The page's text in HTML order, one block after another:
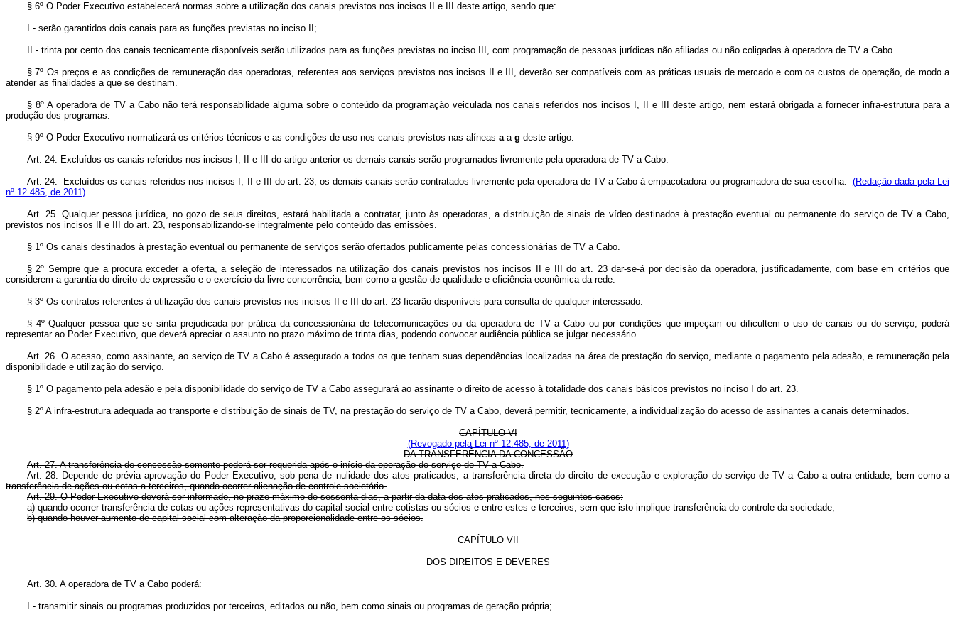
§ 6º O Poder Executivo estabelecerá normas sobre a utilização dos canais previstos nos incisos II e III deste artigo, sendo que:
I - serão garantidos dois canais para as funções previstas no inciso II;
II - trinta por cento dos canais tecnicamente disponíveis serão utilizados para as funções previstas no inciso III, com programação de pessoas jurídicas não afiliadas ou não coligadas à operadora de TV a Cabo.
§ 7º Os preços e as condições de remuneração das operadoras, referentes aos serviços previstos nos incisos II e III, deverão ser compatíveis com as práticas usuais de mercado e com os custos de operação, de modo a
atender as finalidades a que se destinam.
§ 8º A operadora de TV a Cabo não terá responsabilidade alguma sobre o conteúdo da programação veiculada nos canais referidos nos incisos I, II e III deste artigo, nem estará obrigada a fornecer infra-estrutura para a
produção dos programas.
§ 9º O Poder Executivo normatizará os critérios técnicos e as condições de uso nos canais previstos nas alíneas aa g deste artigo.
Art. 24. Excluídos os canais referidos nos incisos I, II e III do artigo anterior os demais canais serão programados livremente pela operadora de TV a Cabo.
Art. 24. Excluídos os canais referidos nos incisos I, II e III do art. 23, os demais canais serão contratados livremente pela operadora de TV a Cabo à empacotadora ou programadora de sua escolha. (Redação dada pela Lei
nº 12.485, de 2011)
Art. 25. Qualquer pessoa jurídica, no gozo de seus direitos, estará habilitada a contratar, junto às operadoras, a distribuição de sinais de vídeo destinados à prestação eventual ou permanente do serviço de TV a Cabo,
previstos nos incisos II e III do art. 23, responsabilizando-se integralmente pelo conteúdo das emissões.
§ 1º Os canais destinados à prestação eventual ou permanente de serviços serão ofertados publicamente pelas concessionárias de TV a Cabo.
§ 2º Sempre que a procura exceder a oferta, a seleção de interessados na utilização dos canais previstos nos incisos II e III do art. 23 dar-se-á por decisão da operadora, justificadamente, com base em critérios que
considerem a garantia do direito de expressão e o exercício da livre concorrência, bem como a gestão de qualidade e eficiência econômica da rede.
§ 3º Os contratos referentes à utilização dos canais previstos nos incisos II e III do art. 23 ficarão disponíveis para consulta de qualquer interessado.
§ 4º Qualquer pessoa que se sinta prejudicada por prática da concessionária de telecomunicações ou da operadora de TV a Cabo ou por condições que impeçam ou dificultem o uso de canais ou do serviço, poderá
representar ao Poder Executivo, que deverá apreciar o assunto no prazo máximo de trinta dias, podendo convocar audiência pública se julgar necessário.
Art. 26. O acesso, como assinante, ao serviço de TV a Cabo é assegurado a todos os que tenham suas dependências localizadas na área de prestação do serviço, mediante o pagamento pela adesão, e remuneração pela
disponibilidade e utilização do serviço.
§ 1º O pagamento pela adesão e pela disponibilidade do serviço de TV a Cabo assegurará ao assinante o direito de acesso à totalidade dos canais básicos previstos no inciso I do art. 23.
§ 2º A infra-estrutura adequada ao transporte e distribuição de sinais de TV, na prestação do serviço de TV a Cabo, deverá permitir, tecnicamente, a individualização do acesso de assinantes a canais determinados.
CAPÍTULO VI
(Revogado pela Lei nº 12.485, de 2011)
DA TRANSFERÊNCIA DA CONCESSÃO
Art. 27. A transferência de concessão somente poderá ser requerida após o início da operação do serviço de TV a Cabo.
Art. 28. Depende de prévia aprovação do Poder Executivo, sob pena de nulidade dos atos praticados, a transferência direta do direito de execução e exploração do serviço de TV a Cabo a outra entidade, bem como a
transferência de ações ou cotas a terceiros, quando ocorrer alienação de controle societário.
Art. 29. O Poder Executivo deverá ser informado, no prazo máximo de sessenta dias, a partir da data dos atos praticados, nos seguintes casos:
a) quando ocorrer transferência de cotas ou ações representativas do capital social entre cotistas ou sócios e entre estes e terceiros, sem que isto implique transferência do controle da sociedade;
b) quando houver aumento de capital social com alteração da proporcionalidade entre os sócios.
CAPÍTULO VII
DOS DIREITOS E DEVERES
Art. 30. A operadora de TV a Cabo poderá:
I - transmitir sinais ou programas produzidos por terceiros, editados ou não, bem como sinais ou programas de geração própria;